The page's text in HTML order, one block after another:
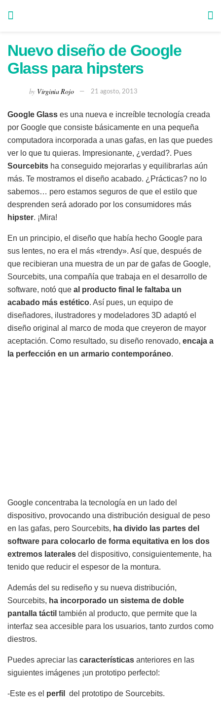
Nuevo diseño de Google
Glass para hipsters
by Virginia Rojo 21 agosto, 2013
Google Glass es una nueva e increíble tecnología creada
por Google que consiste básicamente en una pequeña
computadora incorporada a unas gafas, en las que puedes
ver lo que tu quieras. Impresionante, ¿verdad?. Pues
Sourcebits ha conseguido mejorarlas y equilibrarlas aún
más. Te mostramos el diseño acabado. ¿Prácticas? no lo
sabemos… pero estamos seguros de que el estilo que
desprenden será adorado por los consumidores más
hipster. ¡Mira!
En un principio, el diseño que había hecho Google para
sus lentes, no era el más «trendy». Así que, después de
que recibieran una muestra de un par de gafas de Google,
Sourcebits, una compañía que trabaja en el desarrollo de
software, notó que al producto final le faltaba un
acabado más estético. Así pues, un equipo de
diseñadores, ilustradores y modeladores 3D adaptó el
diseño original al marco de moda que creyeron de mayor
aceptación. Como resultado, su diseño renovado, encaja a
la perfección en un armario contemporáneo.
Google concentraba la tecnología en un lado del
dispositivo, provocando una distribución desigual de peso
en las gafas, pero Sourcebits, ha divido las partes del
software para colocarlo de forma equitativa en los dos
extremos laterales del dispositivo, consiguientemente, ha
tenido que reducir el espesor de la montura.
Además del su rediseño y su nueva distribución,
Sourcebits, ha incorporado un sistema de doble
pantalla táctil también al producto, que permite que la
interfaz sea accesible para los usuarios, tanto zurdos como
diestros.
Puedes apreciar las características anteriores en las
siguientes imágenes ¡un prototipo perfecto!:
-Este es el perfil del prototipo de Sourcebits.